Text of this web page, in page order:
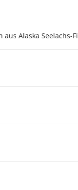
aus Alaska